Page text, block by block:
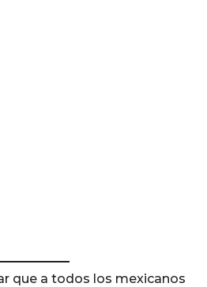
que a todos los mexicanos